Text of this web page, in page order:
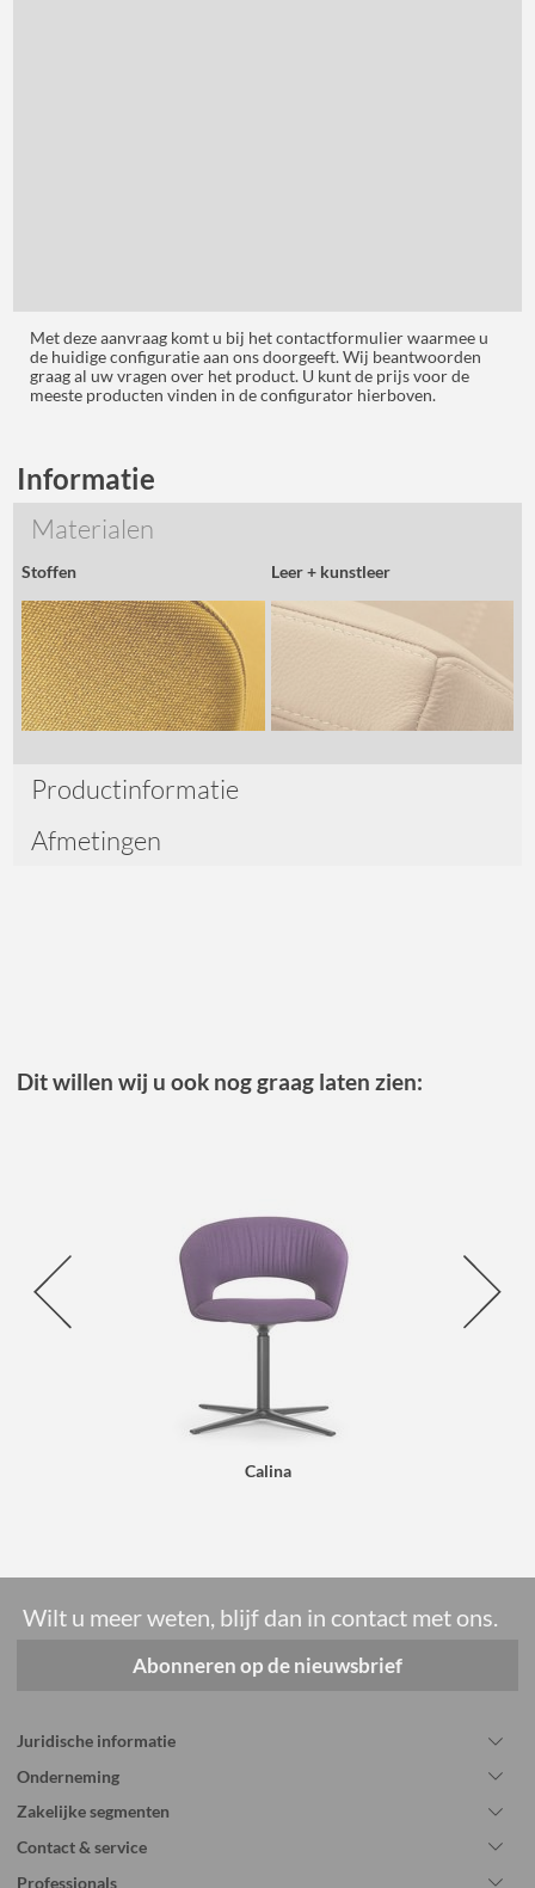
Met deze aanvraag komt u bij het contactformulier waarmee u
de huidige configuratie aan ons doorgeeft. Wij beantwoorden
graag al uw vragen over het product. U kunt de prijs voor de
meeste producten vinden in de configurator hierboven.
Informatie
Materialen
Stoffen Leer + kunstleer
Productinformatie
Afmetingen
Dit willen wij u ook nog graag laten zien:
Calina
Wilt u meer weten, blijf dan in contact met ons.
Abonneren op de nieuwsbrief
Juridische informatie
Onderneming
Zakelijke segmenten
Contact & service
Professionals